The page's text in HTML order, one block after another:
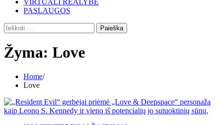
VIRTUALI REALYBĖ
PASLAUGOS
Ieškoti:
Žyma: Love
Home
Love